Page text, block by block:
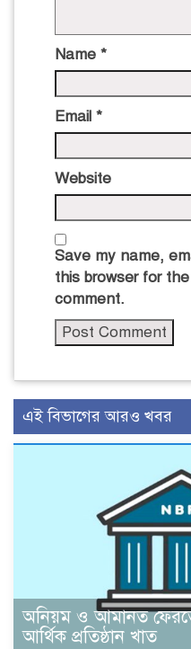
Name *
Email *
Website
Save my name,
this browser for
comment.
এই বিভাগের আরও খবর
অনিয়ম ও আমানত ফেরতে
আর্থিক প্রতিষ্ঠান খাত